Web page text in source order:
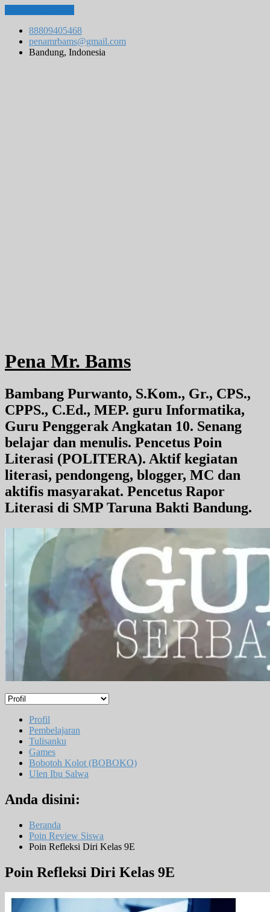
88809405468
penamrbams@gmail.com
Bandung, Indonesia
Pena Mr. Bams
Bambang Purwanto, S.Kom., Gr., CPS.,
CPPS., C.Ed., MEP. guru Informatika,
Guru Penggerak Angkatan 10. Senang
belajar dan menulis. Pencetus Poin
Literasi (POLITERA). Aktif kegiatan
literasi, pendongeng, blogger, MC dan
aktifis masyarakat. Pencetus Rapor
Literasi di SMP Taruna Bakti Bandung.
Profil
Pembelajaran
Tulisanku
Games
Bobotoh Kolot (BOBOKO)
Ulen Ibu Salwa
Anda disini:
Beranda
Poin Review Siswa
Poin Refleksi Diri Kelas 9E
Poin Refleksi Diri Kelas 9E